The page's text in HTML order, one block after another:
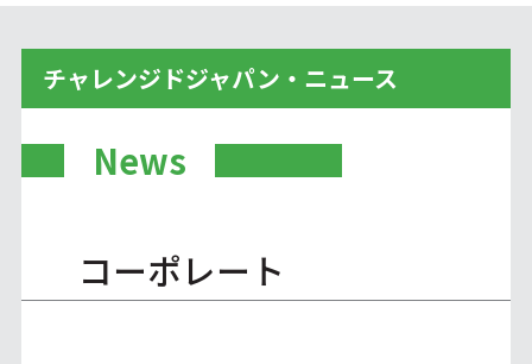
チャレンジドジャパン・ニュース
News
コーポレート